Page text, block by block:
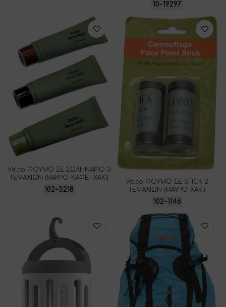
10-19297
Velco ΦΟΥΜΟ ΣΕ ΣΩΛΗΝΑΡΙΟ 3
ΤΕΜΑΧΙΩΝ (ΜΑΥΡΟ-ΚΑΦΕ- XAKI)
102-3218
Velco ΦΟΥΜΟ ΣΕ STICK 2
ΤΕΜΑΧΙΩΝ (ΜΑΥΡΟ-ΧΑΚΙ)
102-1146